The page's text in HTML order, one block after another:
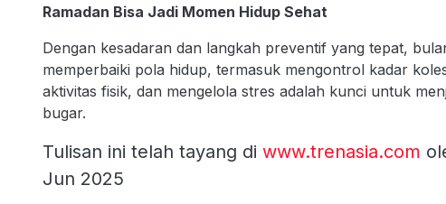
Ramadan Bisa Jadi Momen Hidup Sehat
Dengan kesadaran dan langkah preventif yang tepat,
memperbaiki pola hidup, termasuk mengontrol kadar
aktivitas fisik, dan mengelola stres adalah kunci untuk
bugar.
Tulisan ini telah tayang di www.trenasia.com
Jun 2025